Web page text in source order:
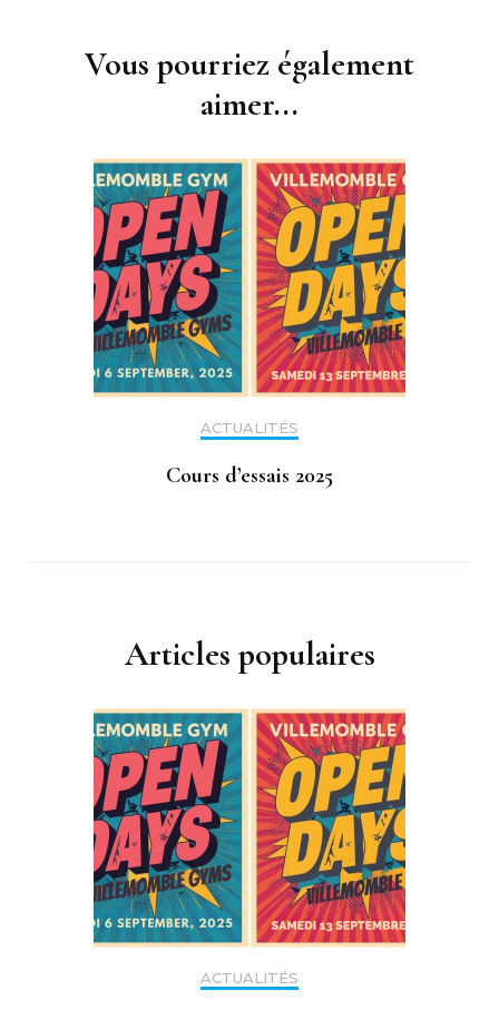
Vous pourriez également
aimer...
ACTUALITÉS
Cours d’essais 2025
Articles populaires
ACTUALITÉS